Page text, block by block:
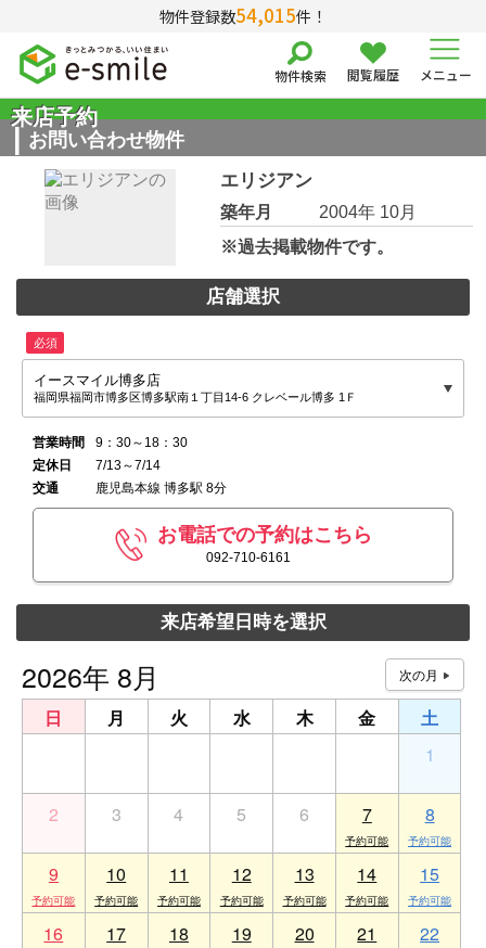
物件登録数54,015件！
物件検索 閲覧履歴 メニュー
来店予約
お問い合わせ物件
エリジアン
築年月
2004年 10月
※過去掲載物件です。
店舗選択
必須
イースマイル博多店
福岡県福岡市博多区博多駅南１丁目14-6 クレベール博多 1Ｆ
営業時間
9：30～18：30
定休日
7/13～7/14
交通
鹿児島本線 博多駅 8分
お電話での予約はこちら
092-710-6161
来店希望日時を選択
2026年 8月
日 月 火 水 木 金
土
1
2 3 4 5 6 7 8
9 10 11 12 13 14 15
16 17 18 19 20 21 22